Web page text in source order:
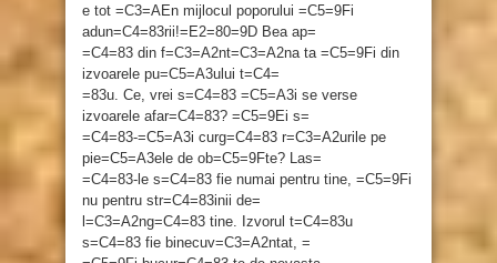
e tot =C3=AEn mijlocul poporului =C5=9Fi
adun=C4=83rii!=E2=80=9D Bea ap=
=C4=83 din f=C3=A2nt=C3=A2na ta =C5=9Fi din
izvoarele pu=C5=A3ului t=C4=
=83u. Ce, vrei s=C4=83 =C5=A3i se verse
izvoarele afar=C4=83? =C5=9Ei s=
=C4=83-=C5=A3i curg=C4=83 r=C3=A2urile pe
pie=C5=A3ele de ob=C5=9Fte? Las=
=C4=83-le s=C4=83 fie numai pentru tine, =C5=9Fi
nu pentru str=C4=83inii de=
l=C3=A2ng=C4=83 tine. Izvorul t=C4=83u
s=C4=83 fie binecuv=C3=A2ntat, =